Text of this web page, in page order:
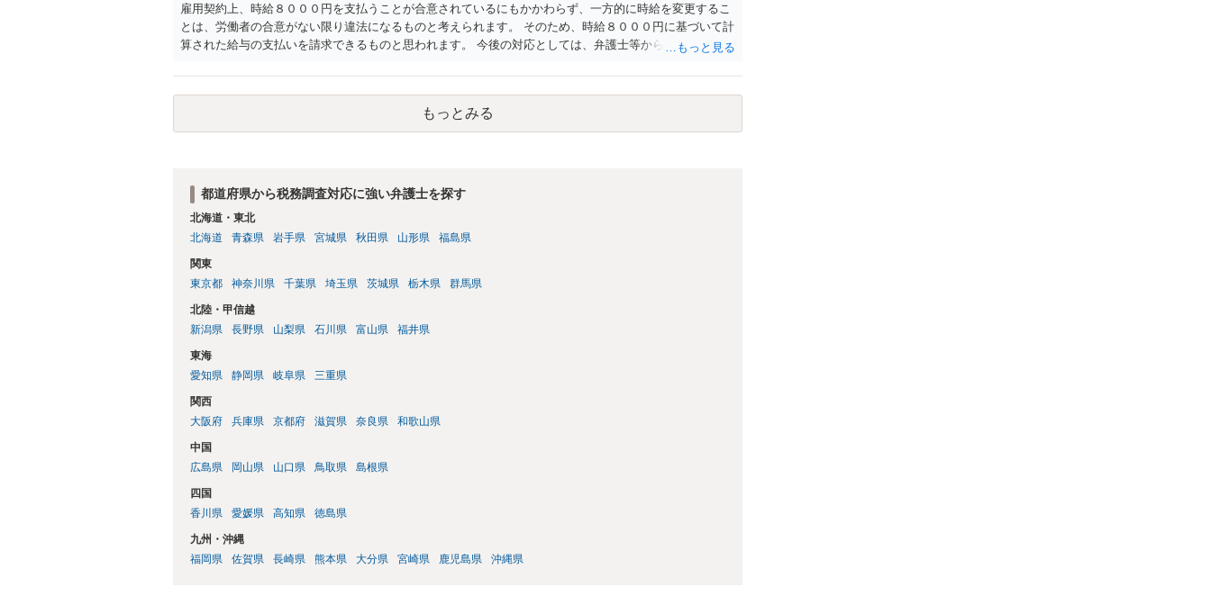
雇用契約上、時給８０００円を支払うことが合意されているにもかかわらず、一方的に時給を変更するこ
とは、労働者の合意がない限り違法になるものと考えられます。 そのため、時給８０００円に基づいて計
算された給与の支払いを請求できるものと思われます。 今後の対応としては、弁護士等から給料を支払う
相談いただくのがよいと存じます。
もっとみる
都道府県から税務調査対応に強い弁護士を探す
北海道・東北
北海道
青森県 岩手県 宮城県 秋田県 山形県 福島県
関東
東京都
神奈川県 千葉県 埼玉県 茨城県 栃木県 群馬県
北陸・甲信越
新潟県
長野県 山梨県 石川県 富山県 福井県
東海
愛知県
静岡県 岐阜県 三重県
関西
大阪府
兵庫県 京都府 滋賀県 奈良県 和歌山県
中国
広島県
岡山県 山口県 鳥取県 島根県
四国
香川県
愛媛県 高知県 徳島県
九州・沖縄
福岡県
佐賀県 長崎県 熊本県 大分県 宮崎県 鹿児島県 沖縄県